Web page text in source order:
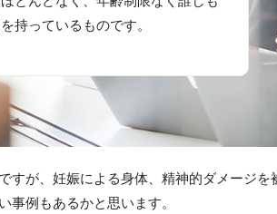
持っているものです。
すが、妊娠による身体、精神的ダメージ
事例もあるかと思います。